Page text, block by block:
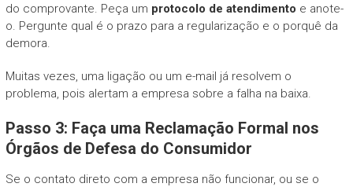
do comprovante. Peça um protocolo de atendimento e anote-
o. Pergunte qual é o prazo para a regularização e o porquê da
demora.
Muitas vezes, uma ligação ou um e-mail já resolvem o
problema, pois alertam a empresa sobre a falha na baixa.
Passo 3: Faça uma Reclamação Formal nos
Órgãos de Defesa do Consumidor
Se o contato direto com a empresa não funcionar, ou se o